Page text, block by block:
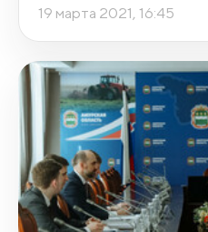
19 марта 2021, 16:45